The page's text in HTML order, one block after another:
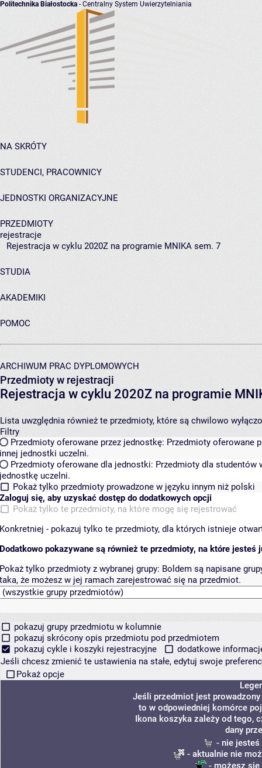
Politechnika Białostocka - Centralny System Uwierzytelniania
NA SKRÓTY
STUDENCI, PRACOWNICY
JEDNOSTKI ORGANIZACYJNE
PRZEDMIOTY
rejestracje
Rejestracja w cyklu 2020Z na programie MNIKA sem. 7
STUDIA
AKADEMIKI
POMOC
ARCHIWUM PRAC DYPLOMOWYCH
Przedmioty w rejestracji
Rejestracja w cyklu 2020Z na programie
Lista uwzględnia również te przedmioty, które są chwilowo
Filtry
Przedmioty oferowane przez jednostkę: Przedmioty oferowane
innej jednostki uczelni.
Przedmioty oferowane dla jednostki: Przedmioty dla studentów
jednostkę uczelni.
Pokaż tylko przedmioty prowadzone w języku innym niż polski
Zaloguj się, aby uzyskać dostęp do dodatkowych opcji
Pokaż tylko te przedmioty, na które mogę się rejestrować
Konkretniej - pokazuj tylko te przedmioty, dla których istnieje
Dodatkowo pokazywane są również te przedmioty, na które jesteś
Pokaż tylko przedmioty z wybranej grupy: Boldem są napisane
taka, że możesz w jej ramach zarejestrować się na przedmiot.
pokazuj grupy przedmiotu w kolumnie
pokazuj skrócony opis przedmiotu pod przedmiotem
pokazuj cykle i koszyki rejestracyjne
dodatkowe
Jeśli chcesz zmienić te ustawienia na stałe, edytuj swoje
Pokaż opcje
Jeśli przedmiot jest
to w odpowiedniej komórce
Ikona koszyka zależy od tego,
dany
- nie
- aktualnie nie
- możesz się